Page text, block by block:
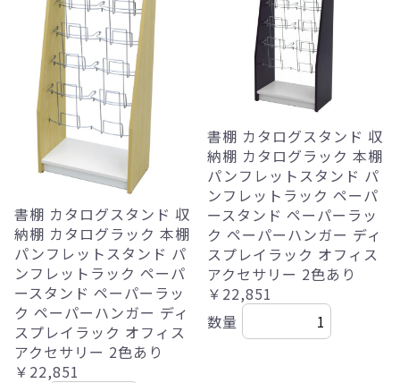
書棚 カタログスタンド 収
納棚 カタログラック 本棚
パンフレットスタンド パ
ンフレットラック ペーパ
ースタンド ペーパーラッ
ク ペーパーハンガー ディ
スプレイラック オフィス
アクセサリー 2色あり
￥22,851
書棚 カタログスタンド 収
納棚 カタログラック 本棚
パンフレットスタンド パ
ンフレットラック ペーパ
ースタンド ペーパーラッ
ク ペーパーハンガー ディ
スプレイラック オフィス
アクセサリー 2色あり
￥22,851
数量